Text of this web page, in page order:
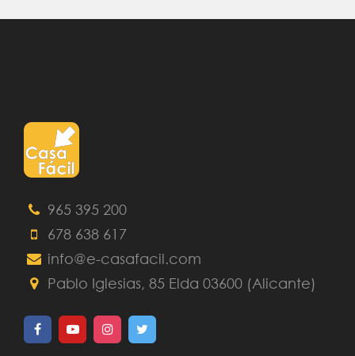
965 395 200
678 638 617
info@e-casafacil.com
Pablo Iglesias, 85 Elda 03600 (Alicante)